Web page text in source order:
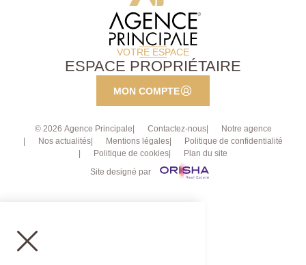
VOTRE ESPACE
ESPACE PROPRIÉTAIRE
MON COMPTE
© 2026 Agence Principale Contactez-nous
Notre agence
Nos actualités
Mentions légales
Politique de confidentialité
Politique de cookies
Plan du site
Site designé par